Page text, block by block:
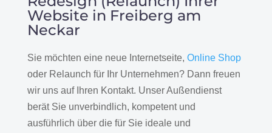
Website in Freiberg am
Neckar
Sie möchten eine neue Internetseite, Online Shop
oder Relaunch für Ihr Unternehmen? Dann freuen
wir uns auf Ihren Kontakt. Unser Außendienst
berät Sie unverbindlich, kompetent und
ausführlich über die für Sie ideale und